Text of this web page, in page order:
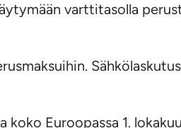
varttitasolla
Euroopassa 1.